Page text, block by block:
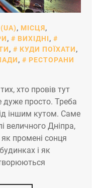
, МІСЦЯ,
, ВИХІДНІ,
, КУДИ ПОЇХАТИ,
, РЕСТОРАНИ
хто провів тут
дуже просто. Треба
іншим кутом. Саме
величного Дніпра,
промені сонця
і як